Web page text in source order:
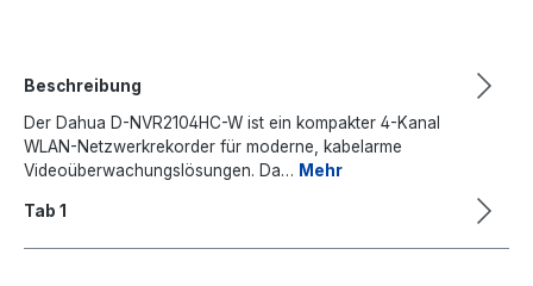
Beschreibung
Der Dahua D-NVR2104HC-W ist ein kompakter 4-Kanal
WLAN-Netzwerkrekorder für moderne, kabelarme
Videoüberwachungslösungen. Da… Mehr
Tab 1